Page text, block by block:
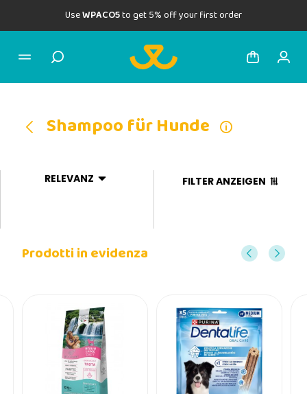
UseWPACO5to get 5% off your first order
Shampoo für Hunde
RELEVANZ FILTER ANZEIGEN
Prodotti in evidenza